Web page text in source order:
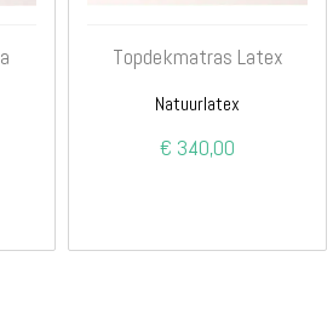
Topdekmatras Latex
Natuurlatex
€ 340,00